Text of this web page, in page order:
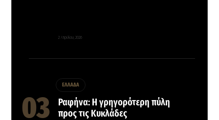
2 Απριλίου, 2026
ΕΛΛΑΔΑ
Ραφήνα: Η γρηγορότερη πύλη
προς τις Κυκλάδες